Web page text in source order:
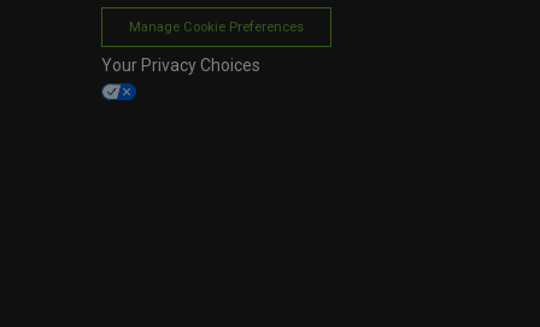
Manage Cookie Preferences
Your Privacy Choices